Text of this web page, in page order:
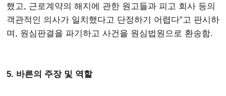
했고, 근로계약의 해지에 관한 원고들과 피고 회사 등의
객관적인 의사가 일치했다고 단정하기 어렵다”고 판시하
며, 원심판결을 파기하고 사건을 원심법원으로 환송함.
5. 바른의 주장 및 역할